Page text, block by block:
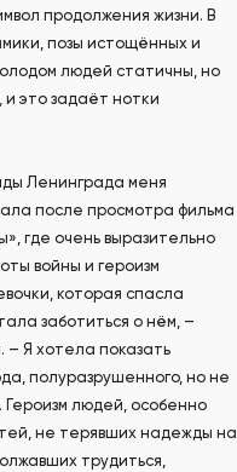
продолжения жизни. В
позы истощённых и
людей статичны, но
и это задаёт нотки
Ленинграда меня
после просмотра фильма
где очень выразительно
войны и героизм
которая спасла
заботиться о нём, –
– Я хотела показать
полуразрушенного, но не
Героизм людей, особенно
не терявших надежды на
трудиться,